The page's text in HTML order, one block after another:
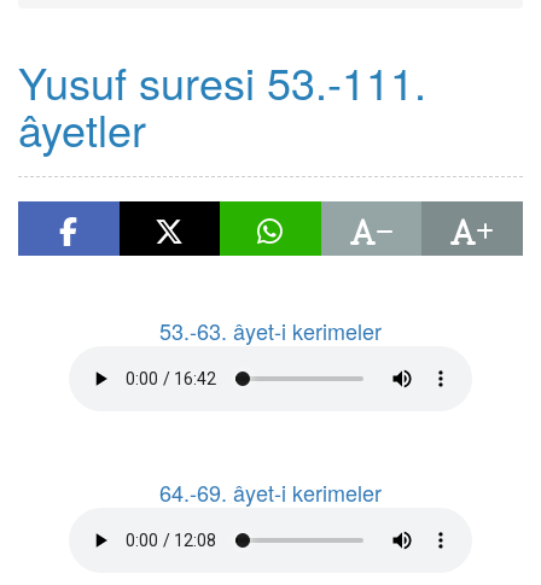
Yusuf suresi 53.-111.
âyetler
53.-63. âyet-i kerimeler
64.-69. âyet-i kerimeler